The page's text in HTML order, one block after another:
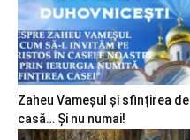
Zaheu Vameșul și sfințirea de
casă… Și nu numai!